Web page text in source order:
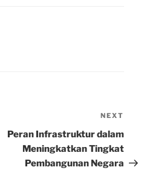
Post
NEXT
Peran Infrastruktur dalam
Meningkatkan Tingkat
Pembangunan Negara